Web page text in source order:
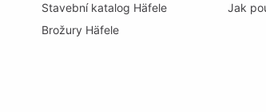
Stavební katalog Häfele
Brožury Häfele
Jak